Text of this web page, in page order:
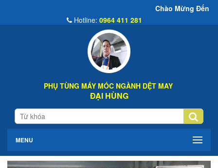
Chào Mừng Đến Website Đại
Hotline: 0964 411 281
PHỤ TÙNG MÁY MÓC NGÀNH DỆT MAY
ĐẠI HÙNG
MENU